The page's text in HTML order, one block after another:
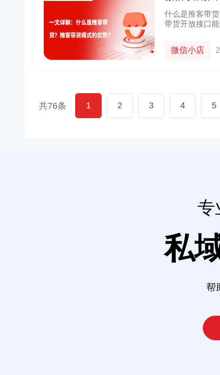
带货模式的
什么是推客带
带货开放接口
微信小店
共76条 1 2 3 4 5
阶梯化的玩法设计，实现了客户的快速
10000+ 70%+ 更多案例
客户池，同时通过视频号直播等方
多渠道引流
1800w+
私域用户
专
私
帮